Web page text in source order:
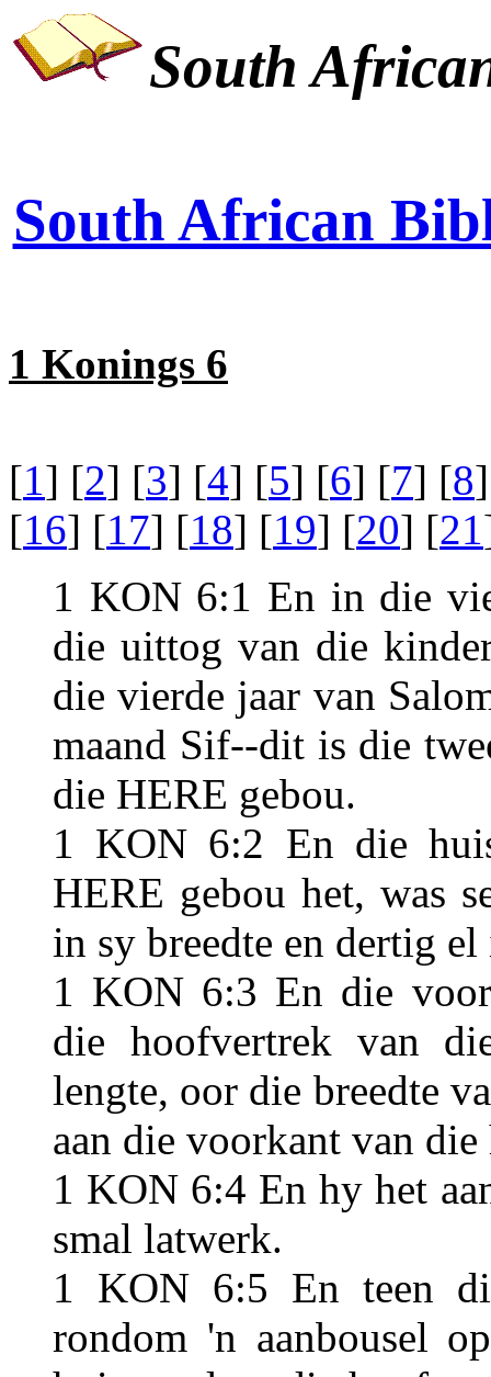
South
South African
1 Konings 6
[1] [2] [3] [4] [5] [6] [7] [8
[16] [17] [18] [19] [20] [21
1 KON 6:1 En in die
die uittog van die
die vierde jaar van
maand Sif--dit is die
die HERE gebou.
1 KON 6:2 En die
HERE gebou het, was
in sy breedte en dertig
1 KON 6:3 En die
die hoofvertrek van
lengte, oor die breedte
aan die voorkant van die
1 KON 6:4 En hy het
smal latwerk.
1 KON 6:5 En teen
rondom 'n aanbousel